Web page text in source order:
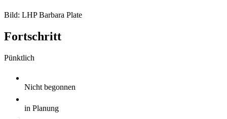
Bild: LHP Barbara Plate
Fortschritt
Pünktlich
Nicht begonnen
in Planung